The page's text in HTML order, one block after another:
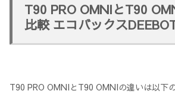
T90 PRO OMNIとT90
比較 エコバックス
T90 PRO OMNIとT90 OMNIの違いは以下の